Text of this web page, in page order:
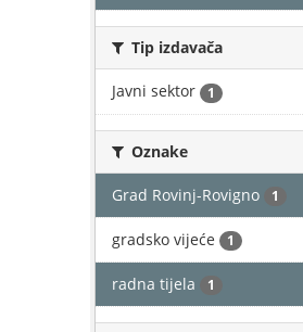
Tip izdavača
Javni sektor 1
Oznake
Grad Rovinj-Rovigno 1
gradsko vijeće 1
radna tijela 1